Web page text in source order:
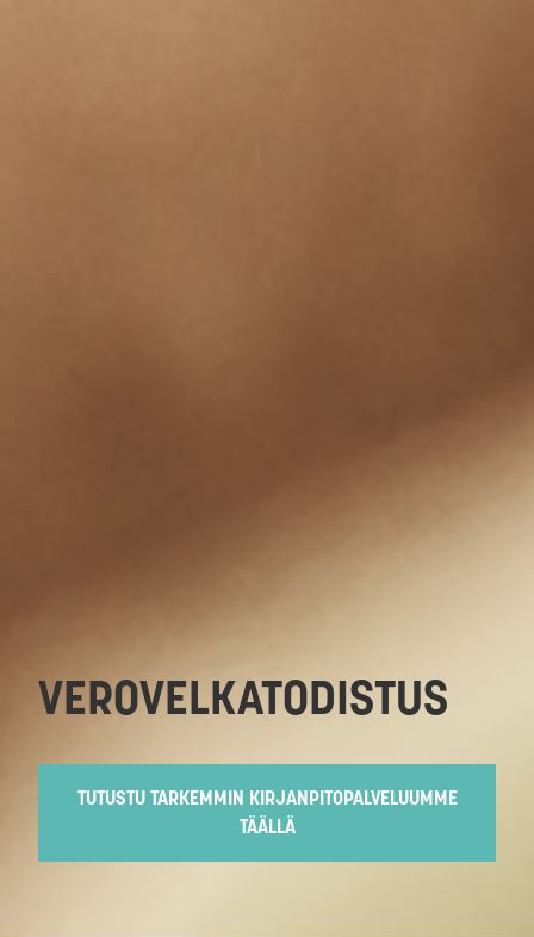
VEROVELKATODISTUS
TUTUSTU TARKEMMIN KIRJANPITOPALVELUUMME
TÄÄLLÄ